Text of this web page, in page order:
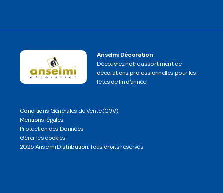
Anselmi Décoration
Découvrez notre assortiment de
décorations professionnelles pour les
fêtes de fin d'année!
Conditions Générales de Vente (CGV)
Mentions légales
Protection des Données
Gérer les cookies
2025 Anselmi Distribution. Tous droits réservés